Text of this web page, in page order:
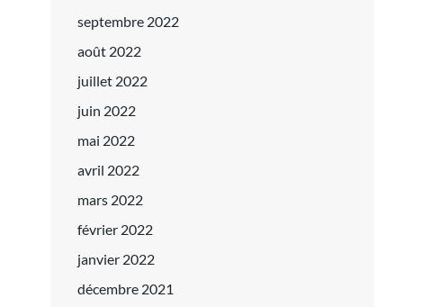
septembre 2022
août 2022
juillet 2022
juin 2022
mai 2022
avril 2022
mars 2022
février 2022
janvier 2022
décembre 2021